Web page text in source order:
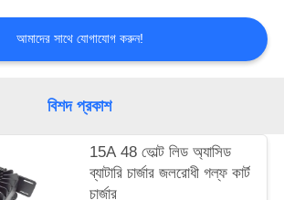
আমাদের সাথে যোগাযোগ করুন!
বিশদ প্রকাশ
15A 48 ভোল্ট লিড অ্যাসিড
ব্যাটারি চার্জার জলরোধী গল্ফ কার্ট
চার্জার